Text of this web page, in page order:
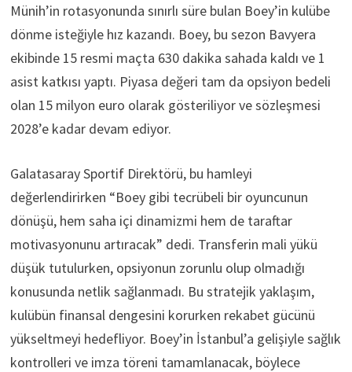
Münih’in rotasyonunda sınırlı süre bulan Boey’in kulübe
dönme isteğiyle hız kazandı. Boey, bu sezon Bavyera
ekibinde 15 resmi maçta 630 dakika sahada kaldı ve 1
asist katkısı yaptı. Piyasa değeri tam da opsiyon bedeli
olan 15 milyon euro olarak gösteriliyor ve sözleşmesi
2028’e kadar devam ediyor.
Galatasaray Sportif Direktörü, bu hamleyi
değerlendirirken “Boey gibi tecrübeli bir oyuncunun
dönüşü, hem saha içi dinamizmi hem de taraftar
motivasyonunu artıracak” dedi. Transferin mali yükü
düşük tutulurken, opsiyonun zorunlu olup olmadığı
konusunda netlik sağlanmadı. Bu stratejik yaklaşım,
kulübün finansal dengesini korurken rekabet gücünü
yükseltmeyi hedefliyor. Boey’in İstanbul’a gelişiyle sağlık
kontrolleri ve imza töreni tamamlanacak, böylece